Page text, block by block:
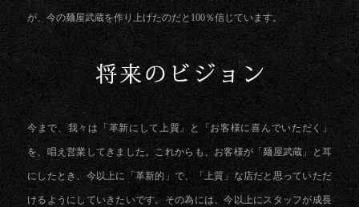
が、今の麺屋武蔵を作り上げたのだと100％信じています。
今まで、我々は「革新にして上質」と「お客様に喜んでいただく」
を、唱え営業してきました。これからも、お客様が「麺屋武蔵」と耳
にしたとき、今以上に「革新的」で、「上質」な店だと思っていただ
けるようにしていきたいです。その為には、今以上にスタッフが成長